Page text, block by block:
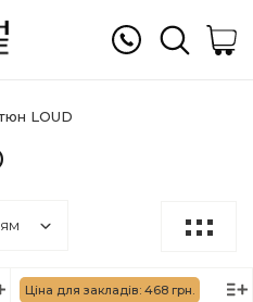
LOUD
Ціна для закладів: 468 грн.